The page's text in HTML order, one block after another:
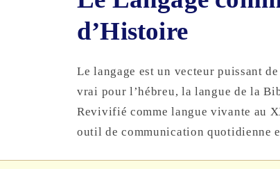
d’Histoire
Le langage est un vecteur puissant
vrai pour l’hébreu, la langue de la
Revivifié comme langue vivante au
outil de communication quotidienne